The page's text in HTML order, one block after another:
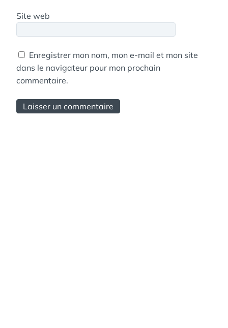
Site web
Enregistrer mon nom, mon e-mail et mon site
dans le navigateur pour mon prochain
commentaire.